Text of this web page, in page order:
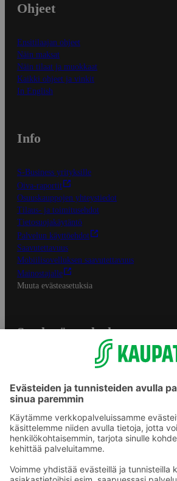
Ohjeet
Ensitilaajan ohjeet
Näin maksat
Näin tilaat ja muokkaat
Kaikki ohjeet ja vinkit
In English
Info
S-Business yrityksille
Oiva-raportit
Osuuskauppojen yhteystiedot
Tilaus- ja toimitusehdot
Tietosuojakäytäntö
Palvelun käyttöehdot
Saavutettavuus
Mobiilisovelluksen saavutettavuus
Mainostajalle
Muuta evästeasetuksia
S-ryhmän palvelut
Yhteishyvä Ruoka -sovellus
S-ostoslista -sovellus
Prisma.fi
Sokos.fi
S-Pankki
Sokos Hotels